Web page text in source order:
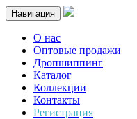
Навигация
О нас
Оптовые продажи
Дропшиппинг
Каталог
Коллекции
Контакты
Регистрация